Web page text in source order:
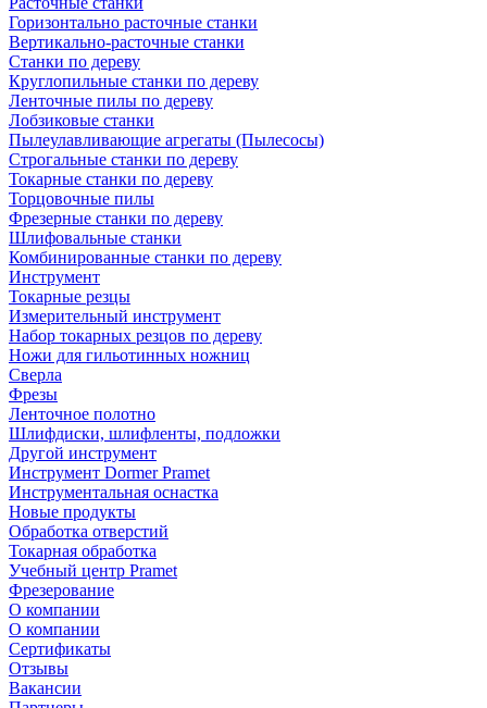
Горизонтально расточные станки
Вертикально-расточные станки
Станки по дереву
Круглопильные станки по дереву
Ленточные пилы по дереву
Лобзиковые станки
Пылеулавливающие агрегаты (Пылесосы)
Строгальные станки по дереву
Токарные станки по дереву
Торцовочные пилы
Фрезерные станки по дереву
Шлифовальные станки
Комбинированные станки по дереву
Инструмент
Токарные резцы
Измерительный инструмент
Набор токарных резцов по дереву
Ножи для гильотинных ножниц
Сверла
Фрезы
Ленточное полотно
Шлифдиски, шлифленты, подложки
Другой инструмент
Инструмент Dormer Pramet
Инструментальная оснастка
Новые продукты
Обработка отверстий
Токарная обработка
Учебный центр Pramet
Фрезерование
О компании
О компании
Сертификаты
Отзывы
Вакансии